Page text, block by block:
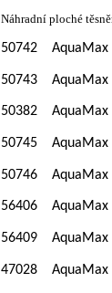
Náhradní ploché
50742 AquaMax
50743 AquaMax
50382 AquaMax
50745 AquaMax
50746 AquaMax
56406 AquaMax
56409 AquaMax
47028 AquaMax